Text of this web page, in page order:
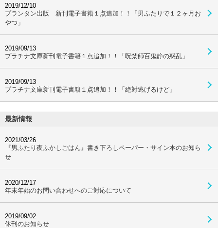
2019/12/10
プランタン出版 新刊電子書籍１点追加！！「男ふたりで１２ヶ月お
やつ」
2019/09/13
プラチナ文庫新刊電子書籍１点追加！！「呪禁師百鬼静の惑乱」
2019/09/13
プラチナ文庫新刊電子書籍１点追加！！「絶対逃げるけど」
最新情報
2021/03/26
『男ふたり夜ふかしごはん』書き下ろしペーパー・サイン本のお知ら
せ
2020/12/17
年末年始のお問い合わせへのご対応について
2019/09/02
休刊のお知らせ